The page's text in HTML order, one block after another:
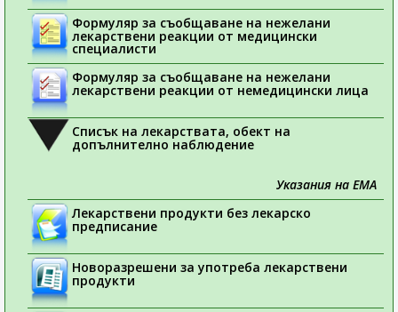
Формуляр за съобщаване на нежелани
лекарствени реакции от медицински
специалисти
Формуляр за съобщаване на нежелани
лекарствени реакции от немедицински лица
Списък на лекарствата, обект на
допълнително наблюдение
Указания на ЕМА
Лекарствени продукти без лекарско
предписание
Новоразрешени за употреба лекарствени
продукти